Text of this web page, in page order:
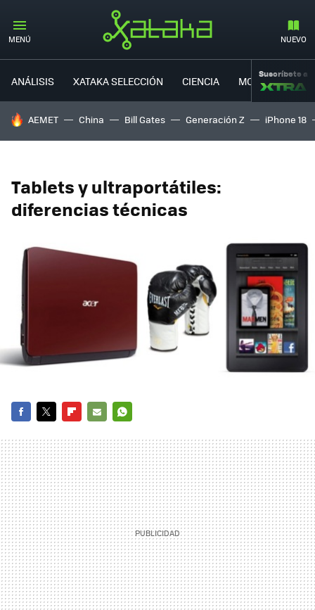
MENÚ NUEVO
ANÁLISIS XATAKA SELECCIÓN CIENCIA MOVILIDAD
Suscríbete a
HOY SE HABLA DE
AEMET China Bill Gates Generación Z iPhone 18
Tablets y ultraportátiles:
diferencias técnicas
MAIL